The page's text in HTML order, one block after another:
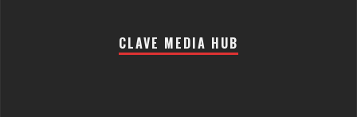
CLAVE MEDIA HUB